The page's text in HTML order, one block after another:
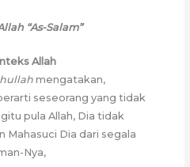
“As-Salam”
Allah
mengatakan,
seseorang yang tidak
pula Allah, Dia tidak
Mahasuci Dia dari segala
Nya,